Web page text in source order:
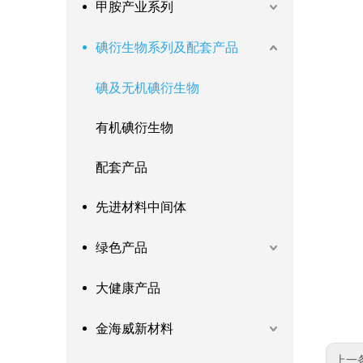
甲胺产业系列
碘衍生物系列及配套产品
碘及无机碘衍生物
有机碘衍生物
配套产品
先进材料中间体
绿色产品
大健康产品
金海威新材料
上